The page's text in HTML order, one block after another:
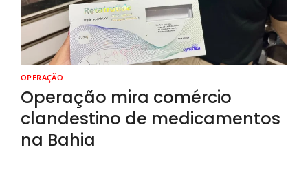
OPERAÇÃO
Operação mira comércio
clandestino de medicamentos
na Bahia